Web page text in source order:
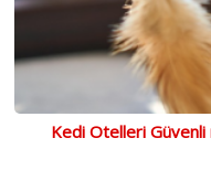
Kedi Otelleri